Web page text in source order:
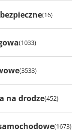
(16)
(1033)
(3533)
na drodze(452)
(1673)